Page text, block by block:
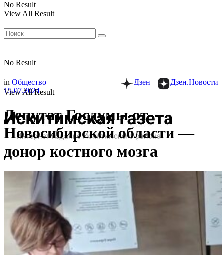
No Result
View All Result
No Result
View All Result
Дзен.Новости
Дзен
in Общество
15.07.2024
Депутат Госдумы от
Новосибирской области —
донор костного мозга